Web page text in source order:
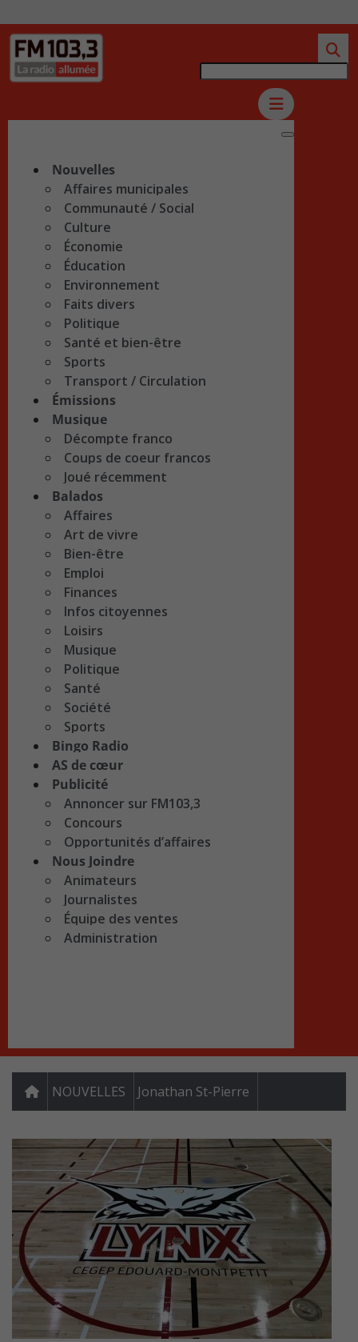
Nouvelles
Affaires municipales
Communauté / Social
Culture
Économie
Éducation
Environnement
Faits divers
Politique
Santé et bien-être
Sports
Transport / Circulation
Émissions
Musique
Décompte franco
Coups de coeur francos
Joué récemment
Balados
Affaires
Art de vivre
Bien-être
Emploi
Finances
Infos citoyennes
Loisirs
Musique
Politique
Santé
Société
Sports
Bingo Radio
AS de cœur
Publicité
Annoncer sur FM103,3
Concours
Opportunités d’affaires
Nous Joindre
Animateurs
Journalistes
Équipe des ventes
Administration
NOUVELLES Jonathan St-Pierre